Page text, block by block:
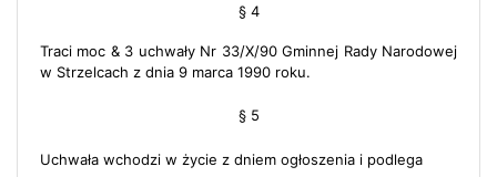
§ 4
Traci moc & 3 uchwały Nr 33/X/90 Gminnej Rady Narodowej
w Strzelcach z dnia 9 marca 1990 roku.
§ 5
Uchwała wchodzi w życie z dniem ogłoszenia i podlega